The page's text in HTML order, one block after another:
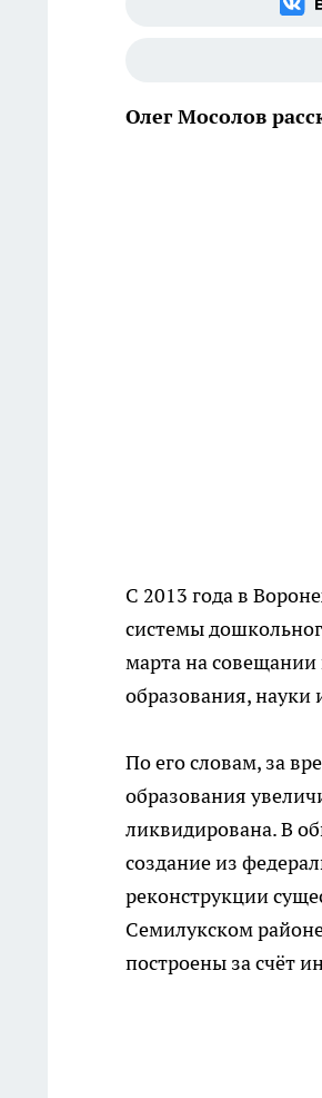
Олег Мосолов
С 2013 года в
системы
марта на совещании
образования,
По его словам, за
образования
ликвидирована. В
создание из
реконструкции
Семилукском
построены за счёт